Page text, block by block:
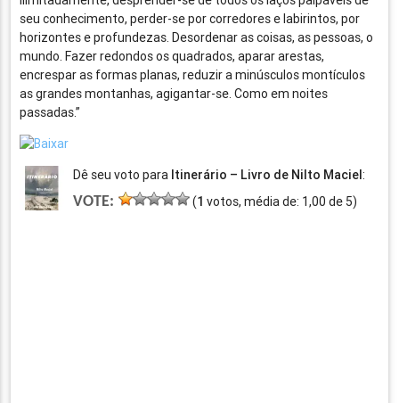
seu conheci­mento, perder-se por corredores e labirintos, por
horizontes e profundezas. Desordenar as coisas, as pessoas, o
mundo. Fazer redondos os quadrados, aparar arestas,
encrespar as formas pla­nas, reduzir a minúsculos montículos
as grandes montanhas, agigantar-se. Como em noites
passadas.”
Dê seu voto para Itinerário – Livro de Nilto Maciel:
VOTE: (1 votos, média de: 1,00 de 5)